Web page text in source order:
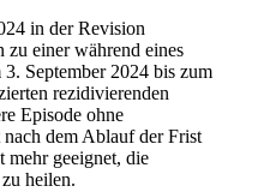
in der Revision
zu einer während eines
September 2024 bis zum
rezidivierenden
Episode ohne
dem Ablauf der Frist
mehr geeignet, die
heilen.